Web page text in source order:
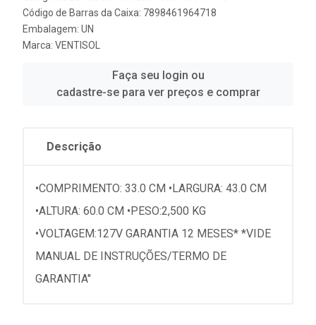
Código de Barras da Caixa: 7898461964718
Embalagem: UN
Marca: VENTISOL
Faça seu login ou
cadastre-se para ver preços e comprar
Descrição
•COMPRIMENTO: 33.0 CM •LARGURA: 43.0 CM
•ALTURA: 60.0 CM •PESO:2,500 KG
•VOLTAGEM:127V GARANTIA 12 MESES* *VIDE
MANUAL DE INSTRUÇÕES/TERMO DE
GARANTIA"